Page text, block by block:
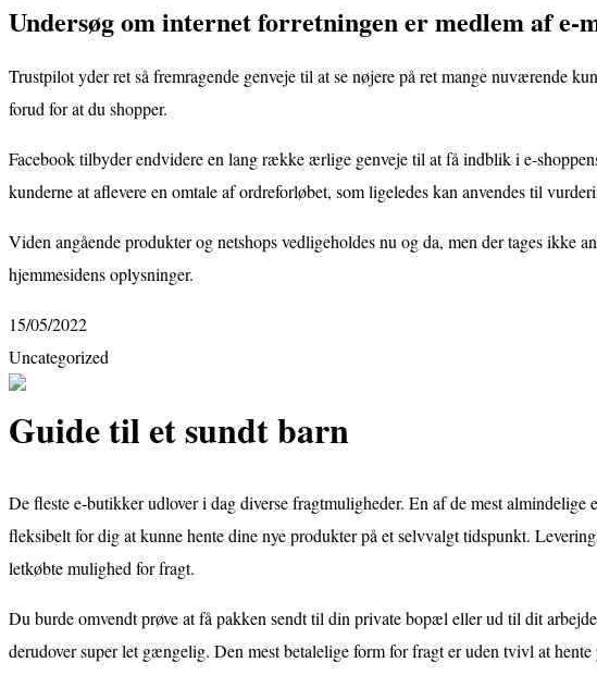
Undersøg om internet forretningen er medlem af e-
Trustpilot yder ret så fremragende genveje til at se nøjere på ret mange nuværende
forud for at du shopper.
Facebook tilbyder endvidere en lang række ærlige genveje til at få indblik i e-
kunderne at aflevere en omtale af ordreforløbet, som ligeledes kan anvendes til
Viden angående produkter og netshops vedligeholdes nu og da, men der tages ikke
hjemmesidens oplysninger.
15/05/2022
Uncategorized
Guide til et sundt barn
De fleste e-butikker udlover i dag diverse fragtmuligheder. En af de mest
fleksibelt for dig at kunne hente dine nye produkter på et selvvalgt tidspunkt.
letkøbte mulighed for fragt.
Du burde omvendt prøve at få pakken sendt til din private bopæl eller ud til dit
derudover super let gængelig. Den mest betalelige form for fragt er uden tvivl at